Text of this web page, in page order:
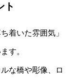
ト
着いた雰囲気」
す。
な橋や彫像、ロ